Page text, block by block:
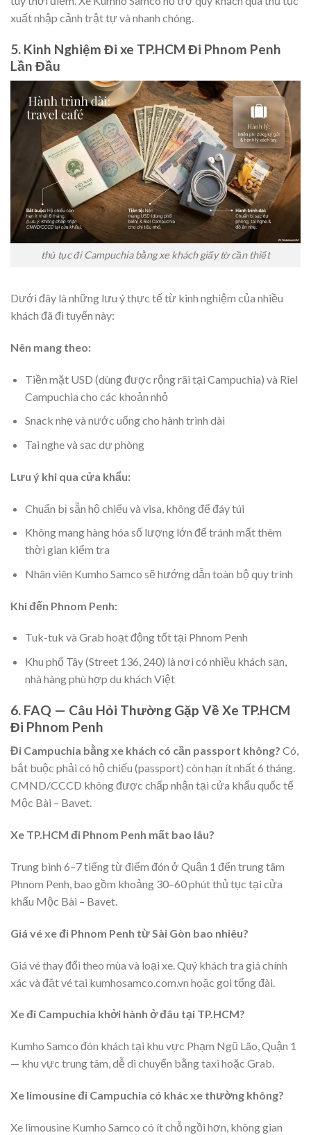
xuất nhập cảnh trật tự và nhanh chóng.
5. Kinh Nghiệm Đi xe TP.HCM Đi Phnom Penh
Lần Đầu
thủ tục đi Campuchia bằng xe khách giấy tờ cần thiết
Dưới đây là những lưu ý thực tế từ kinh nghiệm của nhiều
khách đã đi tuyến này:
Nên mang theo:
Tiền mặt USD (dùng được rộng rãi tại Campuchia) và Riel
Campuchia cho các khoản nhỏ
Snack nhẹ và nước uống cho hành trình dài
Tai nghe và sạc dự phòng
Lưu ý khi qua cửa khẩu:
Chuẩn bị sẵn hộ chiếu và visa, không để đáy túi
Không mang hàng hóa số lượng lớn để tránh mất thêm
thời gian kiểm tra
Nhân viên Kumho Samco sẽ hướng dẫn toàn bộ quy trình
Khi đến Phnom Penh:
Tuk-tuk và Grab hoạt động tốt tại Phnom Penh
Khu phố Tây (Street 136, 240) là nơi có nhiều khách sạn,
nhà hàng phù hợp du khách Việt
6. FAQ — Câu Hỏi Thường Gặp Về Xe TP.HCM
Đi Phnom Penh
Đi Campuchia bằng xe khách có cần passport không? Có,
bắt buộc phải có hộ chiếu (passport) còn hạn ít nhất 6 tháng.
CMND/CCCD không được chấp nhận tại cửa khẩu quốc tế
Mộc Bài – Bavet.
Xe TP.HCM đi Phnom Penh mất bao lâu?
Trung bình 6–7 tiếng từ điểm đón ở Quận 1 đến trung tâm
Phnom Penh, bao gồm khoảng 30–60 phút thủ tục tại cửa
khẩu Mộc Bài – Bavet.
Giá vé xe đi Phnom Penh từ Sài Gòn bao nhiêu?
Giá vé thay đổi theo mùa và loại xe. Quý khách tra giá chính
xác và đặt vé tại kumhosamco.com.vn hoặc gọi tổng đài.
Xe đi Campuchia khởi hành ở đâu tại TP.HCM?
Kumho Samco đón khách tại khu vực Phạm Ngũ Lão, Quận 1
— khu vực trung tâm, dễ di chuyển bằng taxi hoặc Grab.
Xe limousine đi Campuchia có khác xe thường không?
Xe limousine Kumho Samco có ít chỗ ngồi hơn, không gian